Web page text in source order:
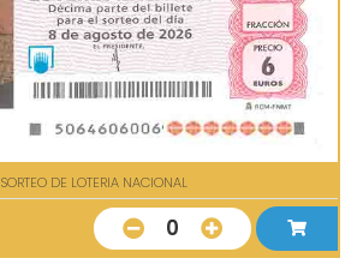
SORTEO DE LOTERIA NACIONAL
0